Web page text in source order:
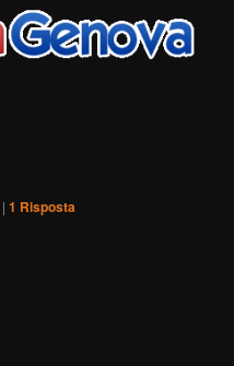
|1 Risposta